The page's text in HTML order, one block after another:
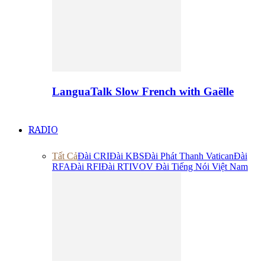
LanguaTalk Slow French with Gaëlle
RADIO
Tất CảĐài CRIĐài KBSĐài Phát Thanh VaticanĐài
RFAĐài RFIĐài RTIVOV Đài Tiếng Nói Việt Nam